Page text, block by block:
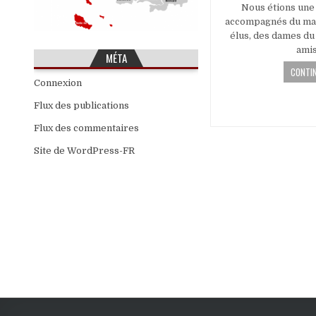
Nous étions
accompagnés du
élus, des dames
MÉTA
Connexion
Flux des publications
Flux des commentaires
Site de WordPress-FR